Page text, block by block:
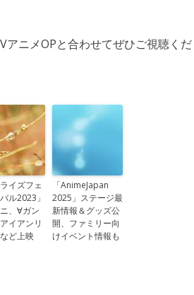
アニメOPと合わせてぜひご視聴くだ
ライズフェ
ル2023」
、∀ガン
イアンリ
ど上映
「AnimeJapan
2025」ステージ最
新情報＆グッズ公
開、ファミリー向
けイベント情報も